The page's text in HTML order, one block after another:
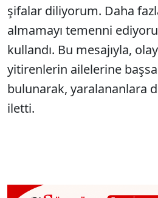
şifalar diliyorum. Daha
almamayı temenni
kullandı. Bu mesajıyla,
yitirenlerin ailelerine
bulunarak, yaralananlara
iletti.